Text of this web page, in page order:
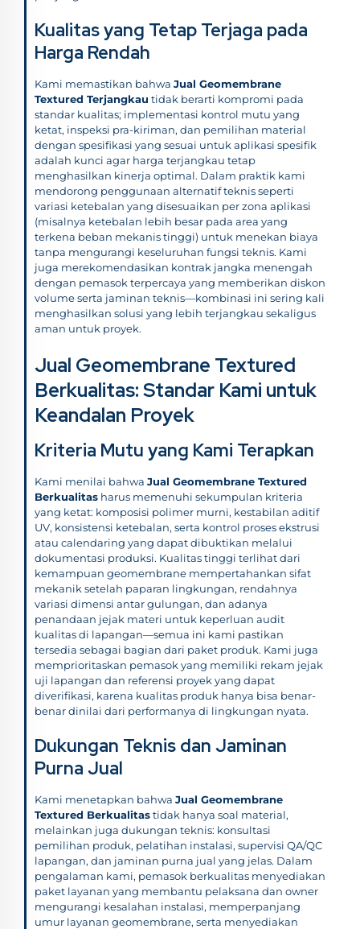
Kualitas yang Tetap Terjaga pada
Harga Rendah
Kami memastikan bahwa Jual Geomembrane
Textured Terjangkau tidak berarti kompromi pada
standar kualitas; implementasi kontrol mutu yang
ketat, inspeksi pra-kiriman, dan pemilihan material
dengan spesifikasi yang sesuai untuk aplikasi spesifik
adalah kunci agar harga terjangkau tetap
menghasilkan kinerja optimal. Dalam praktik kami
mendorong penggunaan alternatif teknis seperti
variasi ketebalan yang disesuaikan per zona aplikasi
(misalnya ketebalan lebih besar pada area yang
terkena beban mekanis tinggi) untuk menekan biaya
tanpa mengurangi keseluruhan fungsi teknis. Kami
juga merekomendasikan kontrak jangka menengah
dengan pemasok terpercaya yang memberikan diskon
volume serta jaminan teknis—kombinasi ini sering kali
menghasilkan solusi yang lebih terjangkau sekaligus
aman untuk proyek.
Jual Geomembrane Textured
Berkualitas: Standar Kami untuk
Keandalan Proyek
Kriteria Mutu yang Kami Terapkan
Kami menilai bahwa Jual Geomembrane Textured
Berkualitas harus memenuhi sekumpulan kriteria
yang ketat: komposisi polimer murni, kestabilan aditif
UV, konsistensi ketebalan, serta kontrol proses ekstrusi
atau calendaring yang dapat dibuktikan melalui
dokumentasi produksi. Kualitas tinggi terlihat dari
kemampuan geomembrane mempertahankan sifat
mekanik setelah paparan lingkungan, rendahnya
variasi dimensi antar gulungan, dan adanya
penandaan jejak materi untuk keperluan audit
kualitas di lapangan—semua ini kami pastikan
tersedia sebagai bagian dari paket produk. Kami juga
memprioritaskan pemasok yang memiliki rekam jejak
uji lapangan dan referensi proyek yang dapat
diverifikasi, karena kualitas produk hanya bisa benar-
benar dinilai dari performanya di lingkungan nyata.
Dukungan Teknis dan Jaminan
Purna Jual
Kami menetapkan bahwa Jual Geomembrane
Textured Berkualitastidak hanya soal material,
melainkan juga dukungan teknis: konsultasi
pemilihan produk, pelatihan instalasi, supervisi QA/QC
lapangan, dan jaminan purna jual yang jelas. Dalam
pengalaman kami, pemasok berkualitas menyediakan
paket layanan yang membantu pelaksana dan owner
mengurangi kesalahan instalasi, memperpanjang
umur layanan geomembrane, serta menyediakan